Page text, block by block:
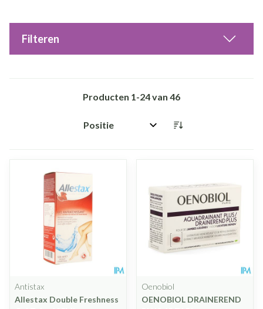
Filteren
Producten 1-24van 46
Sorteer op:
Antistax
Allestax Double Freshness
Oenobiol
OENOBIOL DRAINEREND